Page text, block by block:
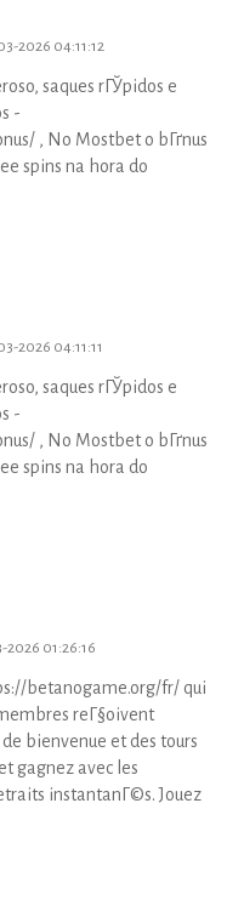
2026 04:11:12
saques rГЎpidos e
-
, No Mostbet o bГґnus
spins na hora do
2026 04:11:11
saques rГЎpidos e
-
, No Mostbet o bГґnus
spins na hora do
2026 01:26:16
betanogame.org/fr/ qui
reГ§oivent
bienvenue et des tours
gagnez avec les
instantanГ©s. Jouez